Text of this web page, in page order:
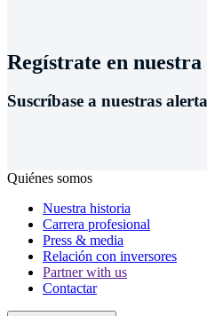
Regístrate en
Suscríbase a nuestras
Quiénes somos
Nuestra historia
Carrera profesional
Press & media
Relación con inversores
Partner with us
Contactar